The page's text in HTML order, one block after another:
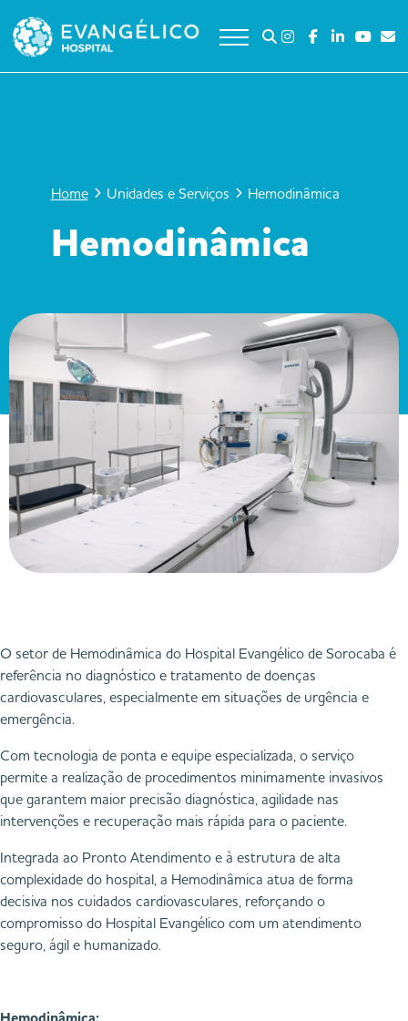
content
Home Unidades e Serviços Hemodinâmica
Hemodinâmica
O setor de Hemodinâmica do Hospital Evangélico de Sorocaba é
referência no diagnóstico e tratamento de doenças
cardiovasculares, especialmente em situações de urgência e
emergência.
Com tecnologia de ponta e equipe especializada, o serviço
permite a realização de procedimentos minimamente invasivos
que garantem maior precisão diagnóstica, agilidade nas
intervenções e recuperação mais rápida para o paciente.
Integrada ao Pronto Atendimento e à estrutura de alta
complexidade do hospital, a Hemodinâmica atua de forma
decisiva nos cuidados cardiovasculares, reforçando o
compromisso do Hospital Evangélico com um atendimento
seguro, ágil e humanizado.